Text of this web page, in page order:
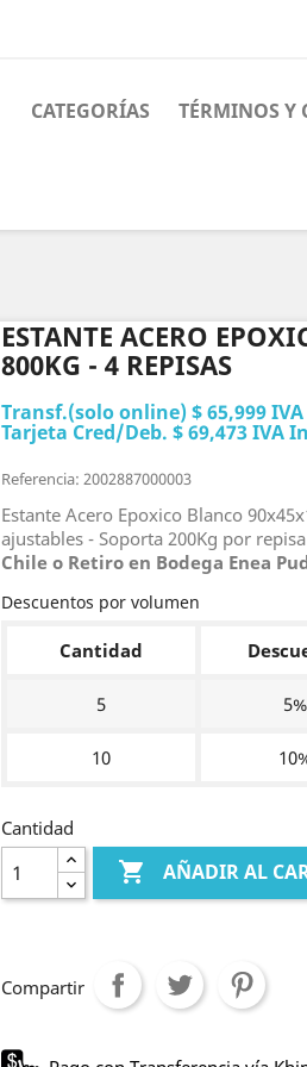
CATEGORÍAS TÉRMINOS Y
ESTANTE ACERO
800KG - 4 REPISAS
Transf.(solo online) $ 65,999
Tarjeta Cred/Deb. $ 69,473 IVA
Referencia: 2002887000003
Estante Acero Epoxico Blanco
ajustables - Soporta 200Kg por
Chile o Retiro en Bodega Enea
Descuentos por volumen
Cantidad
5 5%
10
Cantidad
 AÑADIR AL
Compartir